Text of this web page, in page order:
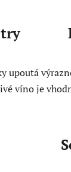
víno je